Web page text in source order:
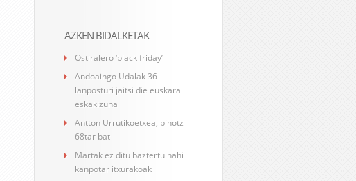
AZKEN BIDALKETAK
Ostiralero ‘black friday’
Andoaingo Udalak 36
lanposturi jaitsi die euskara
eskakizuna
Antton Urrutikoetxea, bihotz
68tar bat
Martak ez ditu baztertu nahi
kanpotar itxurakoak